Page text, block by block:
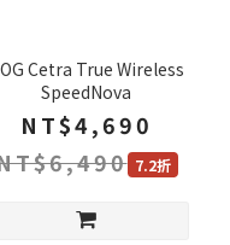
Cetra True Wireless
SpeedNova
NT$4,690
7.2折